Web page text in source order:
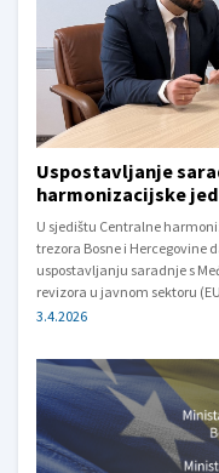
Uspostavljanje
harmonizacijske
U sjedištu Centralne
trezora Bosne i Hercegovine
uspostavljanju saradnje s
revizora u javnom sektoru
3.4.2026